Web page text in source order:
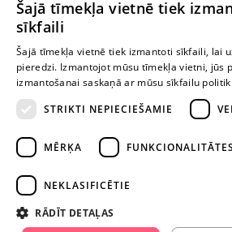
šo vietni vari tikai no 18 gadu
info@yesyes.lv
facebook.com/yesyes.lv
Instagram/yesyes.lv
Šajā tīmekļa vietnē tiek
sīkfaili
Šajā tīmekļa vietnē tiek izmantoti sīkfaili, lai
pieredzi. Izmantojot mūsu tīmekļa vietni, jūs
izmantošanai saskaņā ar mūsu sīkfailu
STRIKTI NEPIECIEŠAMIE
MĒRĶA FUNKCIONALITĀTES
NEKLASIFICĒTIE
RĀDĪT DETAĻAS